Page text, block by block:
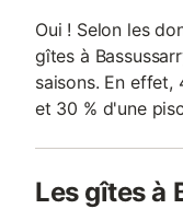
Oui ! Selon les
gîtes à
saisons. En effet,
et 30 % d'une
Les gîtes à